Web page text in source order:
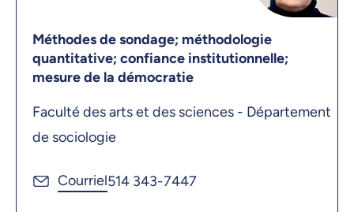
Méthodes de sondage; méthodologie
quantitative; confiance institutionnelle;
mesure de la démocratie
Faculté des arts et des sciences - Département
de sociologie
514 343-7447